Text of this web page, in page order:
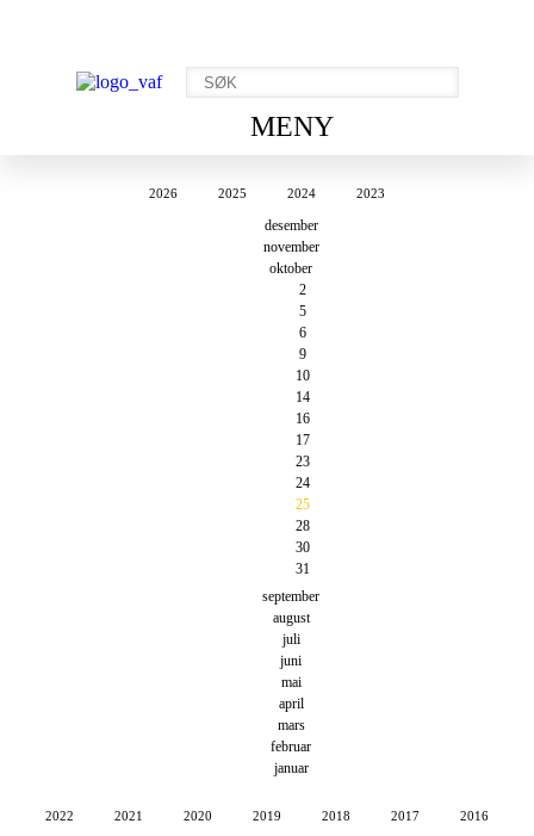
MENY
2026 2025 2024 2023
desember
november
oktober
2
5
6
9
10
14
16
17
23
24
25
28
30
31
september
august
juli
juni
mai
april
mars
februar
januar
2022 2021 2020 2019 2018 2017
2016